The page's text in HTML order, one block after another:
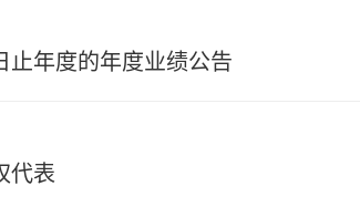
止年度的年度业绩公告
代表